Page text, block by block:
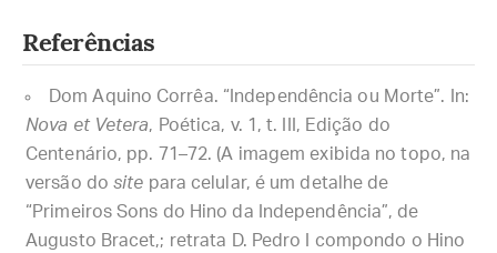
Referências
Dom Aquino Corrêa. “Independência ou Morte”. In:
Nova et Vetera, Poética, v. 1, t. III, Edição do
Centenário, pp. 71–72. (A imagem exibida no topo, na
versão do site para celular, é um detalhe de
“Primeiros Sons do Hino da Independência”, de
Augusto Bracet,; retrata D. Pedro I compondo o Hino